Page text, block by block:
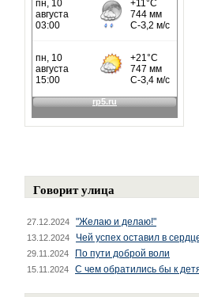
Говорит улица
27.12.2024 "Желаю и делаю!"
13.12.2024 Чей успех оставил в
29.11.2024 По пути доброй воли
15.11.2024 С чем обратились бы к